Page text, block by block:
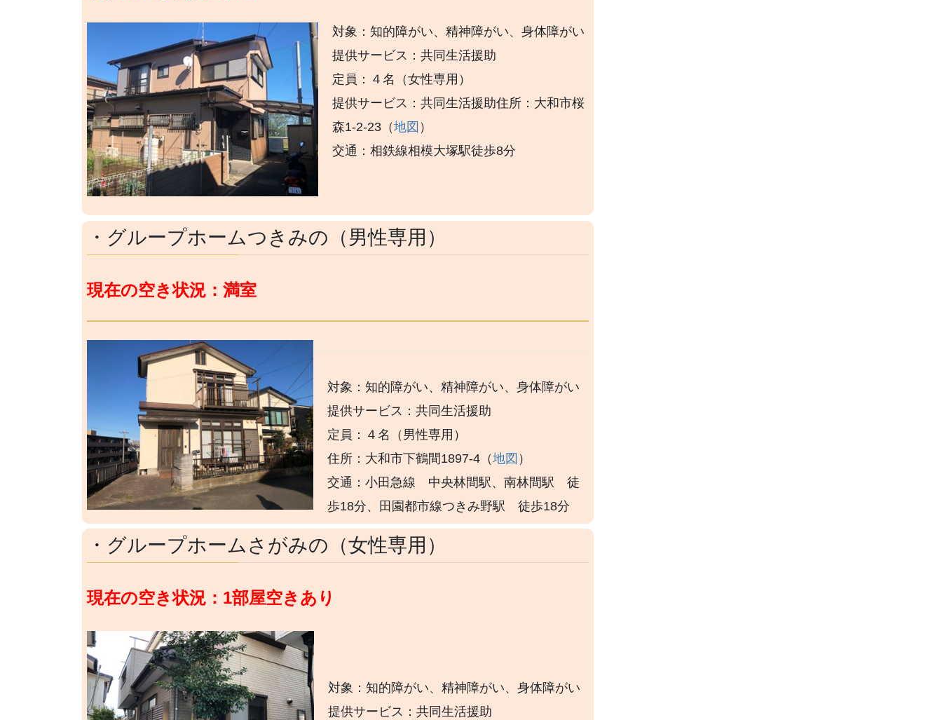
対象：知的障がい、精神障がい、身体障がい
提供サービス：共同生活援助
定員：４名（女性専用）
提供サービス：共同生活援助住所：大和市桜
森1-2-23（地図 ）
交通：相鉄線相模大塚駅徒歩8分
・グループホームつきみの（男性専用）
現在の空き状況：満室
対象：知的障がい、精神障がい、身体障がい
提供サービス：共同生活援助
定員：４名（男性専用）
住所：大和市下鶴間1897-4（地図 ）
交通：小田急線 中央林間駅、南林間駅 徒
歩18分、田園都市線つきみ野駅 徒歩18分
・グループホームさがみの（女性専用）
現在の空き状況：1部屋空きあり
対象：知的障がい、精神障がい、身体障がい
提供サービス：共同生活援助